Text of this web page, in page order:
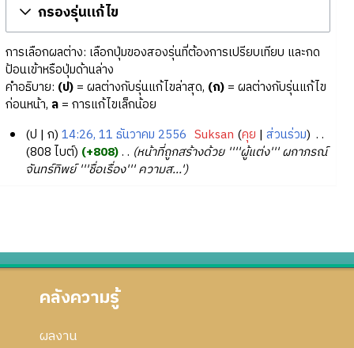
กรองรุ่นแก้ไข
การเลือกผลต่าง: เลือกปุ่มของสองรุ่นที่ต้องการเปรียบเทียบ และกด
ป้อนเข้าหรือปุ่มด้านล่าง
คำอธิบาย: (ป)= ผลต่างกับรุ่นแก้ไขล่าสุด, (ก)= ผลต่างกับรุ่นแก้ไข
ก่อนหน้า, ล= การแก้ไขเล็กน้อย
า
ค
ป ก 14:26, 11 ธันวาคม 2556 Suksan คุย ส่วนร่วม ‎
808 ไบต์
+808 ‎
หน้าที่ถูกสร้างด้วย ''''ผู้แต่ง''' ผกาภรณ์
จันทร์ทิพย์ '''ชื่อเรื่อง''' ความส...'
คลังความรู้
ผลงาน